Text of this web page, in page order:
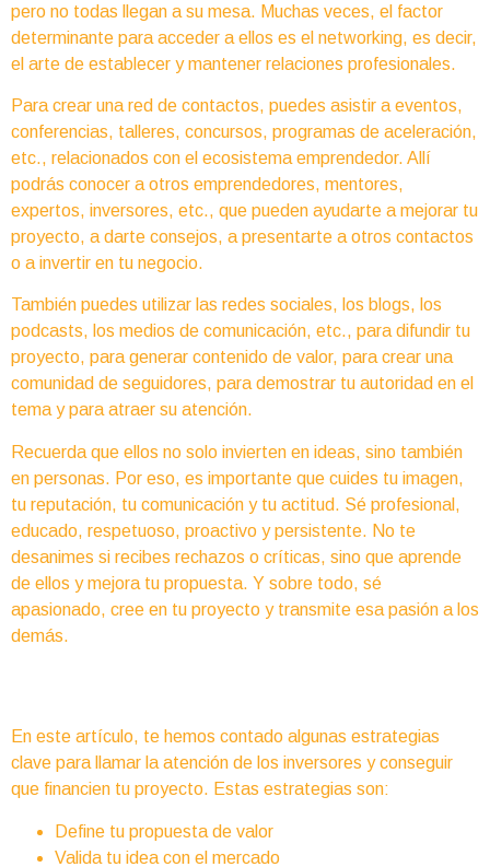
pero no todas llegan a su mesa. Muchas veces, el factor
determinante para acceder a ellos es el networking, es decir,
el arte de establecer y mantener relaciones profesionales.
Para crear una red de contactos, puedes asistir a eventos,
conferencias, talleres, concursos, programas de aceleración,
etc., relacionados con el ecosistema emprendedor. Allí
podrás conocer a otros emprendedores, mentores,
expertos, inversores, etc., que pueden ayudarte a mejorar tu
proyecto, a darte consejos, a presentarte a otros contactos
o a invertir en tu negocio.
También puedes utilizar las redes sociales, los blogs, los
podcasts, los medios de comunicación, etc., para difundir tu
proyecto, para generar contenido de valor, para crear una
comunidad de seguidores, para demostrar tu autoridad en el
tema y para atraer su atención.
Recuerda que ellos no solo invierten en ideas, sino también
en personas. Por eso, es importante que cuides tu imagen,
tu reputación, tu comunicación y tu actitud. Sé profesional,
educado, respetuoso, proactivo y persistente. No te
desanimes si recibes rechazos o críticas, sino que aprende
de ellos y mejora tu propuesta. Y sobre todo, sé
apasionado, cree en tu proyecto y transmite esa pasión a los
demás.
En este artículo, te hemos contado algunas estrategias
clave para llamar la atención de los inversores y conseguir
que financien tu proyecto. Estas estrategias son:
Define tu propuesta de valor
Valida tu idea con el mercado